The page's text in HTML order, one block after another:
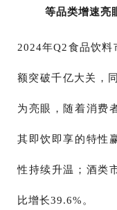
等品类增速亮
2024年Q2食品饮料
额突破千亿大关，
为亮眼，随着消费
其即饮即享的特性
性持续升温；酒类
比增长39.6%。